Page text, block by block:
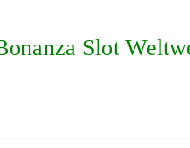
Slot